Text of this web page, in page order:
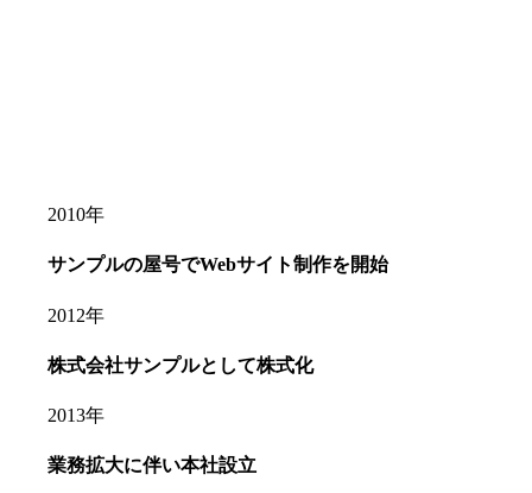
2010年
サンプルの屋号でWebサイト制作を開始
2012年
株式会社サンプルとして株式化
2013年
業務拡大に伴い本社設立